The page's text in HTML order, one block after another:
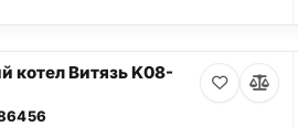
котел Витязь K08-